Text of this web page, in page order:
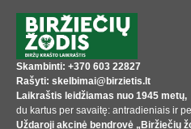
Skambinti: +370 603 22827
Rašyti: skelbimai@birzietis.lt
Laikraštis leidžiamas nuo 1945 metų,
du kartus per savaitę: antradieniais ir
Uždaroji akcinė bendrovė „Biržiečių